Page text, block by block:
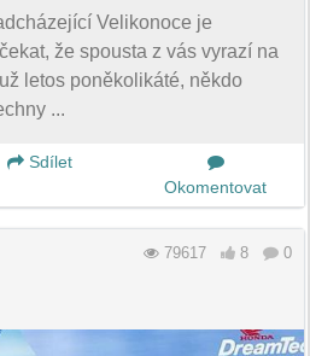
Velikonoce je
že spousta z vás vyrazí na
letos poněkolikáté, někdo
...
Sdílet
Okomentovat
79617 8 0